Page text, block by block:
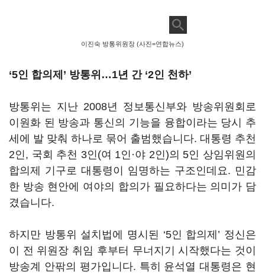
이진숙 방통위원장 (사진=연합뉴스)
‘5인 합의제 ’ 방통위…1년 간 ‘2인 천하’
방통위는 지난 2008년 정보통신부와 방송위원회로
이원화 된 방송과 통신의 기능을 융합이라는 당시 추
세에 발 맞춰 하나로 묶어 출범했습니다. 대통령 추천
2인, 국회 추천 3인(여 1인·야 2인)의5인 상임위원의
합의제 기구로 대통령이 임명하는 구조인데요. 민감
한 방송 현안에 여야의 합의가 필요하다는 의미가 담
겼습니다.
하지만 방통위 설치법에 명시된 ‘5인 합의제 ’ 정신은
이 전 위원장 취임 후부터 무너지기 시작했다는 것이
방송계 안팎의 평가입니다. 특히 윤석열 대통령은 현